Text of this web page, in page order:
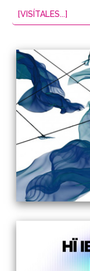
[VISÍTALES...]